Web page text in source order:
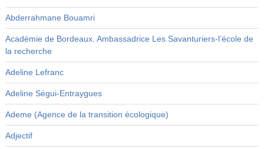
Abderrahmane Bouamri
Académie de Bordeaux. Ambassadrice Les Savanturiers-l’école de
la recherche
Adeline Lefranc
Adeline Ségui-Entraygues
Ademe (Agence de la transition écologique)
Adjectif